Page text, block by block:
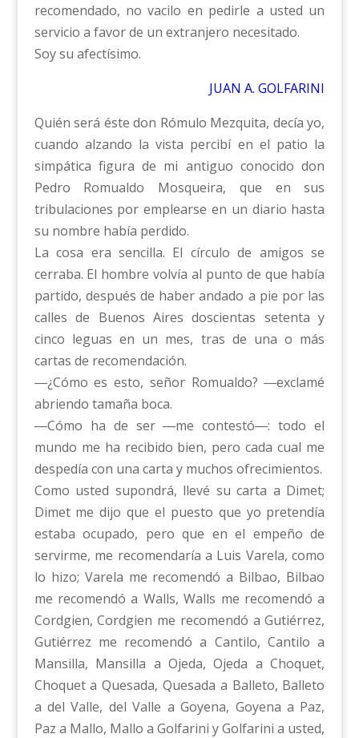
recomendado, no vacilo en pedirle a usted un
servicio a favor de un extranjero necesitado.
Soy su afectísimo.
JUAN A. GOLFARINI
Quién será éste don Rómulo Mezquita, decía yo,
cuando alzando la vista percibí en el patio la
simpática figura de mi antiguo conocido don
Pedro Romualdo Mosqueira, que en sus
tribulaciones por emplearse en un diario hasta
su nombre había perdido.
La cosa era sencilla. El círculo de amigos se
cerraba. El hombre volvía al punto de que había
partido, después de haber andado a pie por las
calles de Buenos Aires doscientas setenta y
cinco leguas en un mes, tras de una o más
cartas de recomendación.
―¿Cómo es esto, señor Romualdo? ―exclamé
abriendo tamaña boca.
―Cómo ha de ser ―me contestó―: todo el
mundo me ha recibido bien, pero cada cual me
despedía con una carta y muchos ofrecimientos.
Como usted supondrá, llevé su carta a Dimet;
Dimet me dijo que el puesto que yo pretendía
estaba ocupado, pero que en el empeño de
servirme, me recomendaría a Luis Varela, como
lo hizo; Varela me recomendó a Bilbao, Bilbao
me recomendó a Walls, Walls me recomendó a
Cordgien, Cordgien me recomendó a Gutiérrez,
Gutiérrez me recomendó a Cantilo, Cantilo a
Mansilla, Mansilla a Ojeda, Ojeda a Choquet,
Choquet a Quesada, Quesada a Balleto, Balleto
a del Valle, del Valle a Goyena, Goyena a Paz,
Paz a Mallo, Mallo a Golfarini y Golfarini a usted,